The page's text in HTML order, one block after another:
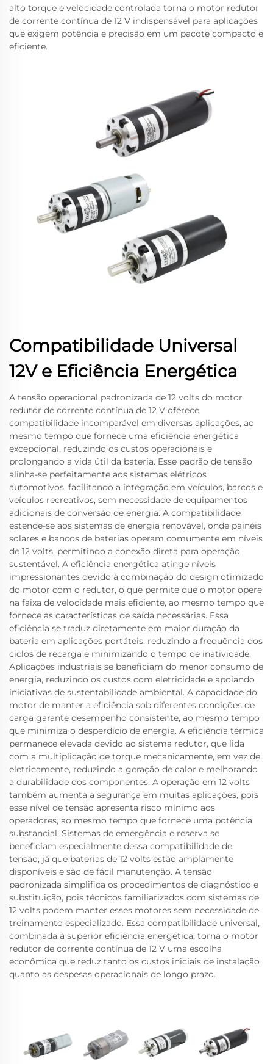
alto torque e velocidade controlada torna o motor redutor
de corrente contínua de 12 V indispensável para aplicações
que exigem potência e precisão em um pacote compacto e
eficiente.
Compatibilidade Universal
12V e Eficiência Energética
A tensão operacional padronizada de 12 volts do motor
redutor de corrente contínua de 12 V oferece
compatibilidade incomparável em diversas aplicações, ao
mesmo tempo que fornece uma eficiência energética
excepcional, reduzindo os custos operacionais e
prolongando a vida útil da bateria. Esse padrão de tensão
alinha-se perfeitamente aos sistemas elétricos
automotivos, facilitando a integração em veículos, barcos e
veículos recreativos, sem necessidade de equipamentos
adicionais de conversão de energia. A compatibilidade
estende-se aos sistemas de energia renovável, onde painéis
solares e bancos de baterias operam comumente em níveis
de 12 volts, permitindo a conexão direta para operação
sustentável. A eficiência energética atinge níveis
impressionantes devido à combinação do design otimizado
do motor com o redutor, o que permite que o motor opere
na faixa de velocidade mais eficiente, ao mesmo tempo que
fornece as características de saída necessárias. Essa
eficiência se traduz diretamente em maior duração da
bateria em aplicações portáteis, reduzindo a frequência dos
ciclos de recarga e minimizando o tempo de inatividade.
Aplicações industriais se beneficiam do menor consumo de
energia, reduzindo os custos com eletricidade e apoiando
iniciativas de sustentabilidade ambiental. A capacidade do
motor de manter a eficiência sob diferentes condições de
carga garante desempenho consistente, ao mesmo tempo
que minimiza o desperdício de energia. A eficiência térmica
permanece elevada devido ao sistema redutor, que lida
com a multiplicação de torque mecanicamente, em vez de
eletricamente, reduzindo a geração de calor e melhorando
a durabilidade dos componentes. A operação em 12 volts
também aumenta a segurança em muitas aplicações, pois
esse nível de tensão apresenta risco mínimo aos
operadores, ao mesmo tempo que fornece uma potência
substancial. Sistemas de emergência e reserva se
beneficiam especialmente dessa compatibilidade de
tensão, já que baterias de 12 volts estão amplamente
disponíveis e são de fácil manutenção. A tensão
padronizada simplifica os procedimentos de diagnóstico e
substituição, pois técnicos familiarizados com sistemas de
12 volts podem manter esses motores sem necessidade de
treinamento especializado. Essa compatibilidade universal,
combinada à superior eficiência energética, torna o motor
redutor de corrente contínua de 12 V uma escolha
econômica que reduz tanto os custos iniciais de instalação
quanto as despesas operacionais de longo prazo.